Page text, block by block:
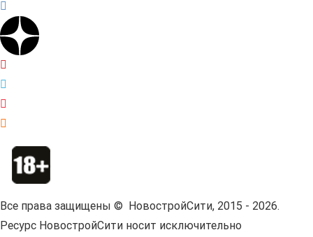
Все права защищены © НовостройСити, 2015 - 2026.
Ресурс НовостройСити носит исключительно